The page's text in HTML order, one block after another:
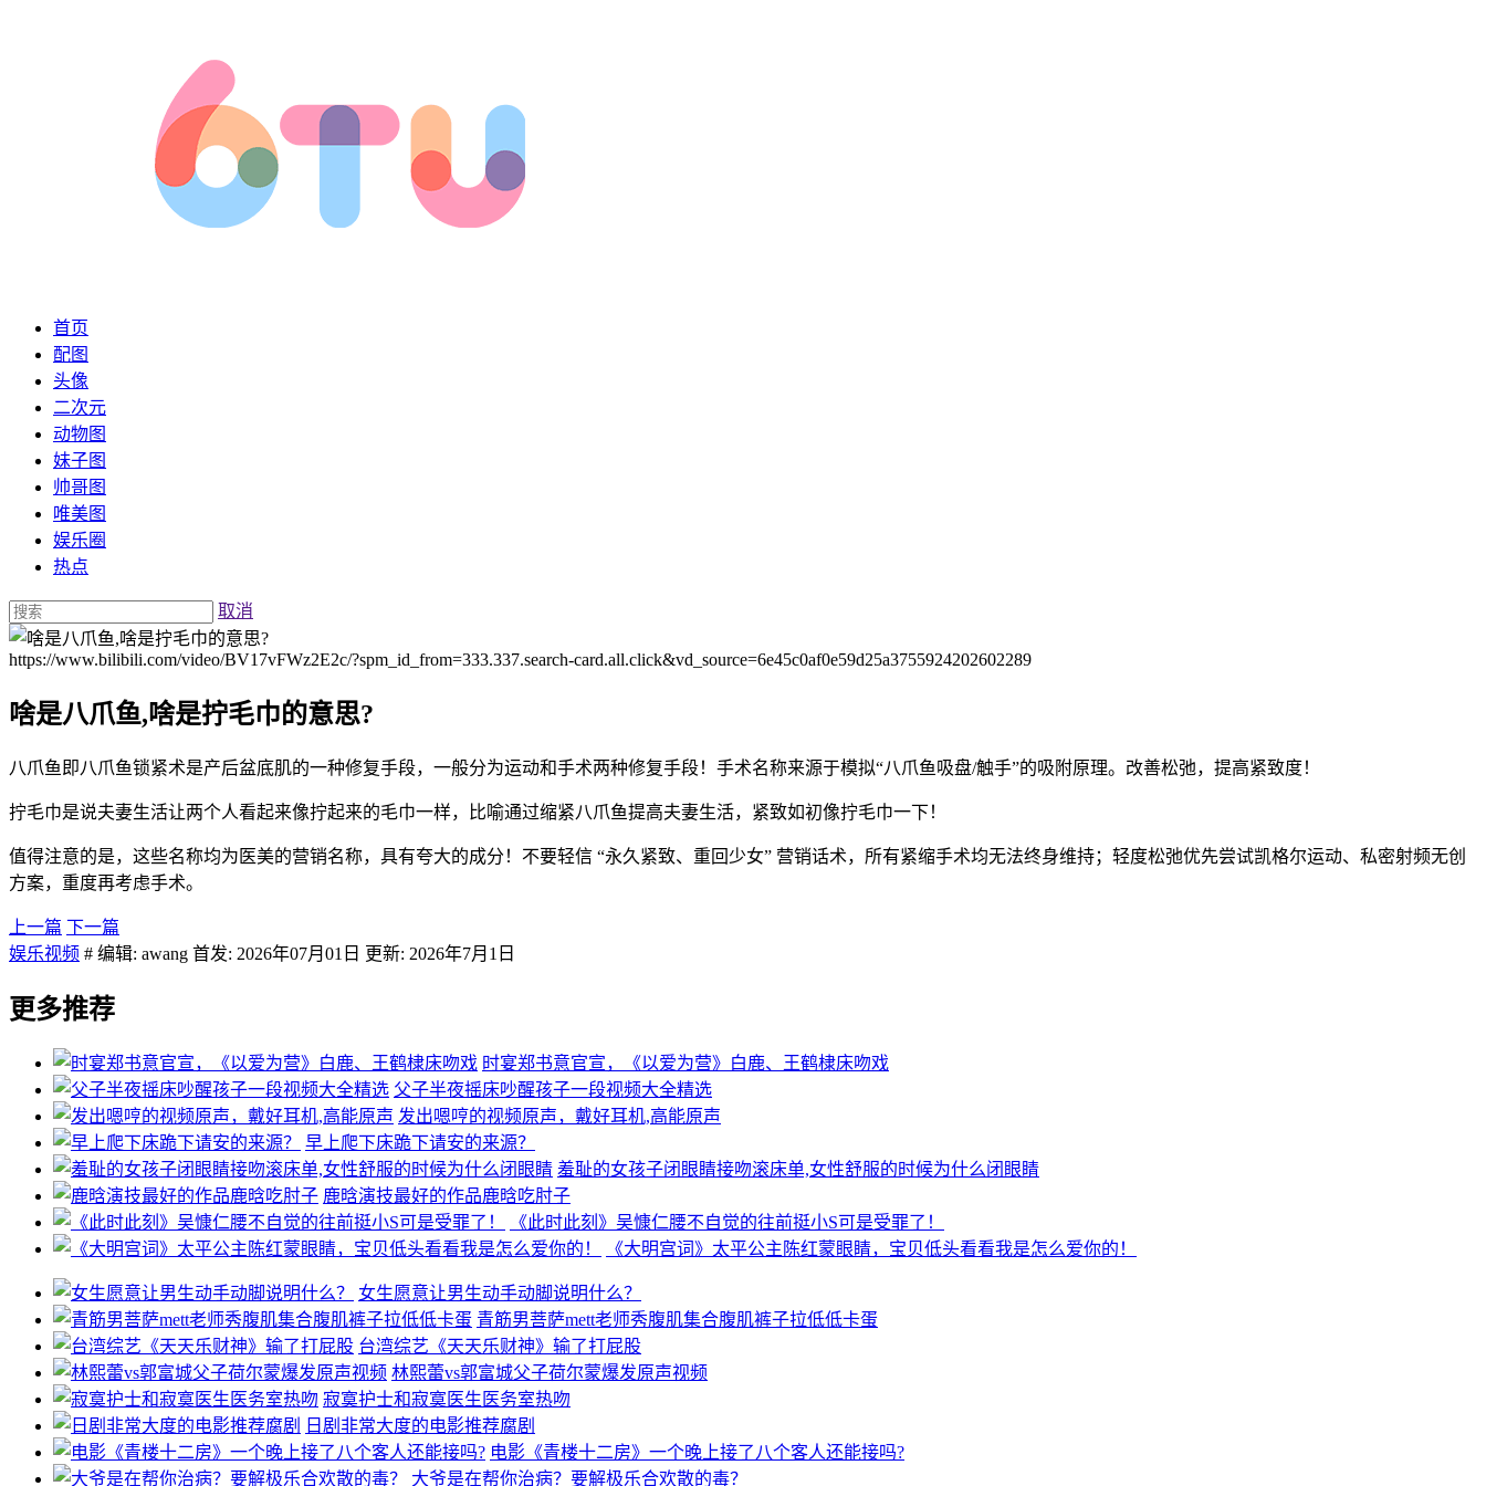
首页
配图
头像
二次元
动物图
妹子图
帅哥图
唯美图
娱乐圈
热点
取消
https://www.bilibili.com/video/BV17vFWz2E2c/?spm_id_from=333.337.search-card.all.click&vd_source=6e45c0af0e59d25a3755924202602289
啥是八爪鱼,啥是拧毛巾的意思?
八爪鱼即八爪鱼锁紧术是产后盆底肌的一种修复手段，一般分为运动和手术两种修复手段！手术名称来源于模拟“八爪鱼吸盘/触手”的吸附原理。改善松弛，提高紧致度！
拧毛巾是说夫妻生活让两个人看起来像拧起来的毛巾一样，比喻通过缩紧八爪鱼提高夫妻生活，紧致如初像拧毛巾一下！
值得注意的是，这些名称均为医美的营销名称，具有夸大的成分！不要轻信 “永久紧致、重回少女” 营销话术，所有紧缩手术均无法终身维持；轻度松弛优先尝试凯格尔运动、私密射频无创
方案，重度再考虑手术。
上一篇 下一篇
娱乐视频 # 编辑: awang 首发: 2026年07月01日 更新: 2026年7月1日
更多推荐
时宴郑书意官宣，《以爱为营》白鹿、王鹤棣床吻戏
父子半夜摇床吵醒孩子一段视频大全精选
发出嗯哼的视频原声，戴好耳机,高能原声
早上爬下床跪下请安的来源？
羞耻的女孩子闭眼睛接吻滚床单,女性舒服的时候为什么闭眼睛
鹿晗演技最好的作品鹿晗吃肘子
《此时此刻》吴慷仁腰不自觉的往前挺小S可是受罪了！
《大明宫词》太平公主陈红蒙眼睛，宝贝低头看看我是怎么爱你的！
女生愿意让男生动手动脚说明什么？
青筋男菩萨mett老师秀腹肌集合腹肌裤子拉低低卡蛋
台湾综艺《天天乐财神》输了打屁股
林熙蕾vs郭富城父子荷尔蒙爆发原声视频
寂寞护士和寂寞医生医务室热吻
日剧非常大度的电影推荐腐剧
电影《青楼十二房》一个晚上接了八个客人还能接吗?
大爷是在帮你治病？要解极乐合欢散的毒？